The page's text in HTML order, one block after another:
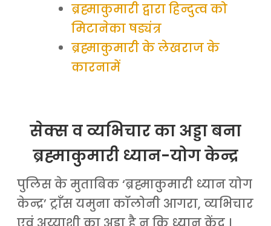
ब्रह्माकुमारी द्वारा हिन्दुत्व को
मिटानेका षड्यंत्र
ब्रह्माकुमारी के लेखराज के
कारनामें
सेक्स व व्यभिचार का अड्डा बना
ब्रह्माकुमारी ध्यान-योग केन्द्र
पुलिस के मुताबिक ‘ब्रह्माकुमारी ध्यान योग
केन्द्र’ ट्राँस यमुना कॉलोनी आगरा, व्यभिचार